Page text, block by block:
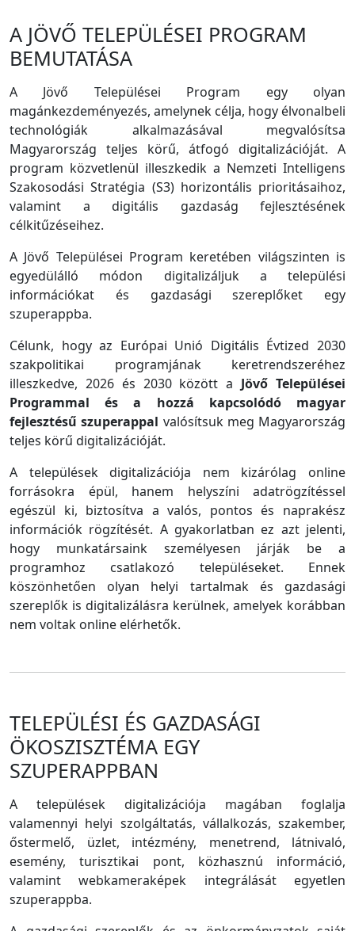
A JÖVŐ TELEPÜLÉSEI PROGRAM
BEMUTATÁSA
A Jövő Települései Program egy olyan
magánkezdeményezés, amelynek célja, hogy élvonalbeli
technológiák alkalmazásával megvalósítsa
Magyarország teljes körű, átfogó digitalizációját. A
program közvetlenül illeszkedik a Nemzeti Intelligens
Szakosodási Stratégia (S3) horizontális prioritásaihoz,
valamint a digitális gazdaság fejlesztésének
célkitűzéseihez.
A Jövő Települései Program keretében világszinten is
egyedülálló módon digitalizáljuk a települési
információkat és gazdasági szereplőket egy
szuperappba.
Célunk, hogy az Európai Unió Digitális Évtized 2030
szakpolitikai programjának keretrendszeréhez
illeszkedve, 2026 és 2030 között a Jövő Települései
Programmal és a hozzá kapcsolódó magyar
fejlesztésű szuperappal valósítsuk meg Magyarország
teljes körű digitalizációját.
A települések digitalizációja nem kizárólag online
forrásokra épül, hanem helyszíni adatrögzítéssel
egészül ki, biztosítva a valós, pontos és naprakész
információk rögzítését. A gyakorlatban ez azt jelenti,
hogy munkatársaink személyesen járják be a
programhoz csatlakozó településeket. Ennek
köszönhetően olyan helyi tartalmak és gazdasági
szereplők is digitalizálásra kerülnek, amelyek korábban
nem voltak online elérhetők.
TELEPÜLÉSI ÉS GAZDASÁGI
ÖKOSZISZTÉMA EGY
SZUPERAPPBAN
A települések digitalizációja magában foglalja
valamennyi helyi szolgáltatás, vállalkozás, szakember,
őstermelő, üzlet, intézmény, menetrend, látnivaló,
esemény, turisztikai pont, közhasznú információ,
valamint webkameraképek integrálását egyetlen
szuperappba.